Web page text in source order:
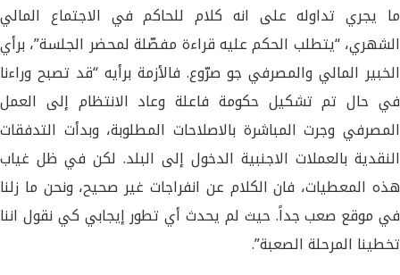
ما يجري تداوله على انه كلام للحاكم في الاجتماع المالي
الشهري، “يتطلب الحكم عليه قراءة مفصّلة لمحضر الجلسة”، برأي
الخبير المالي والمصرفي جو صرّوع. فالأزمة برأيه “قد تصبح وراءنا
في حال تم تشكيل حكومة فاعلة وعاد الانتظام إلى العمل
المصرفي وجرت المباشرة بالاصلاحات المطلوبة، وبدأت التدفقات
النقدية بالعملات الاجنبية الدخول إلى البلد. لكن في ظل غياب
هذه المعطيات، فان الكلام عن انفراجات غير صحيح، ونحن ما زلنا
في موقع صعب جداً. حيث لم يحدث أي تطور إيجابي كي نقول اننا
تخطينا المرحلة الصعبة”.